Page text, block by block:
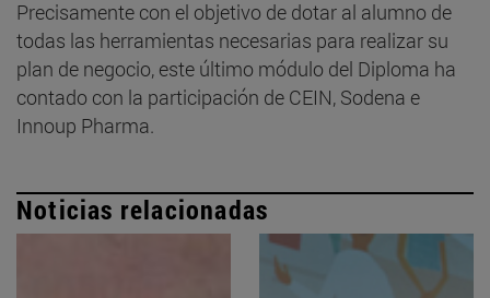
Precisamente con el objetivo de dotar al alumno de
todas las herramientas necesarias para realizar su
plan de negocio, este último módulo del Diploma ha
contado con la participación de CEIN, Sodena e
Innoup Pharma.
Noticias relacionadas